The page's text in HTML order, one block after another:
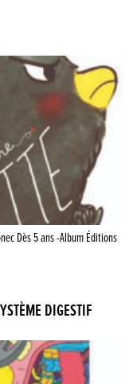
Dès 5 ans -Album Éditions
DIGESTIF